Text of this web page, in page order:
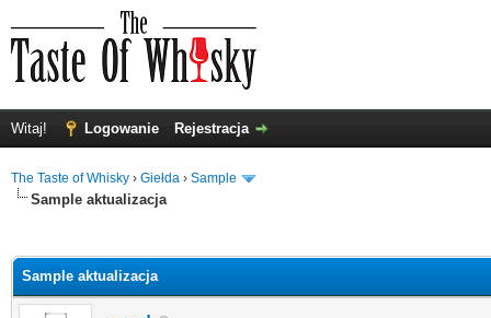
Witaj! Logowanie Rejestracja
The Taste of Whisky › Giełda › Sample
Sample aktualizacja
Sample aktualizacja